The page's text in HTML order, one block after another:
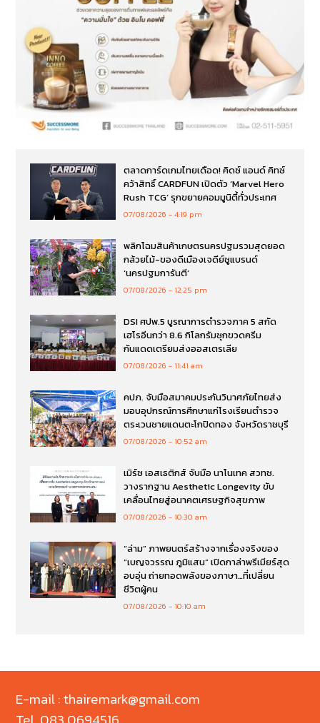
ตลาดการ์ดเกมไทยเดือด! คิดซ์ แอนด์ คิทซ์
คว้าสิทธิ์ CARDFUN เปิดตัว ‘Marvel Hero
Rush TCG’ รุกขยายคอมมูนิตี้ทั่วประเทศ
07/08/2026 4:19 pm
พลิกโฉมสินค้าเกษตรนครปฐมรวมสุดยอด
กล้วยไม้-ของดีเมืองเจดีย์ชูแบรนด์
‘นครปฐมการันตี’
07/08/2026 12:25 pm
DSI ศปพ.5 บูรณาการตำรวจภาค 5 สกัด
เฮโรอีนกว่า 8.6 กิโลกรัมซุกขวดครีม
กันแดดเตรียมส่งออสเตรเลีย
07/08/2026 11:41 am
คปภ. จับมือสมาคมประกันวินาศภัยไทยส่ง
มอบอุปกรณ์การศึกษาแก่โรงเรียนตำรวจ
ตระเวนชายแดนตะโกปิดทอง จังหวัดราชบุรี
07/08/2026 10:52 am
เมิร์ซ เอสเธติกส์ จับมือ นาโนเทค สวทช.
วางรากฐาน Aesthetic Longevity ขับ
เคลื่อนไทยสู่อนาคตเศรษฐกิจสุขภาพ
07/08/2026 10:30 am
“ล่าม” ภาพยนตร์สร้างจากเรื่องจริงของ
“เบญจวรรณ ภูมิแสน” เปิดกาล่าพรีเมียร์สุด
อบอุ่น ถ่ายทอดพลังของภาษา…ที่เปลี่ยน
ชีวิตผู้คน
07/08/2026 10:10 am
E-mail : thairemark@gmail.com